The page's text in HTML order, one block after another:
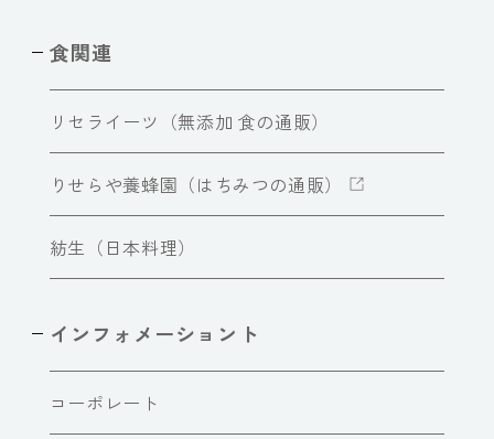
食関連
リセライーツ（無添加 食の通販）
りせらや養蜂園（はちみつの通販）
紡生（日本料理）
インフォメーショント
コーポレート